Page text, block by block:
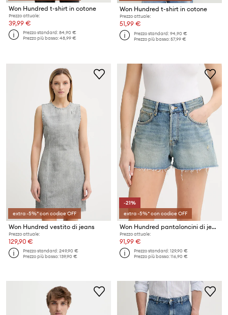
Won Hundred t-shirt in cotone
Prezzo attuale:
39,99 €
Prezzo standard:84,90 €
Prezzo più basso:48,99 €
Won Hundred t-shirt in cotone
Prezzo attuale:
51,99 €
Prezzo standard:94,90 €
Prezzo più basso:57,99 €
extra -5%* con codice OFF
Won Hundred vestito di jeans
Prezzo attuale:
129,90 €
Prezzo standard:249,90 €
Prezzo più basso:139,90 €
-21%
extra -5%* con codice OFF
Won Hundred pantaloncini di jeans
Prezzo attuale:
91,99 €
Prezzo standard:129,90 €
Prezzo più basso:116,90 €